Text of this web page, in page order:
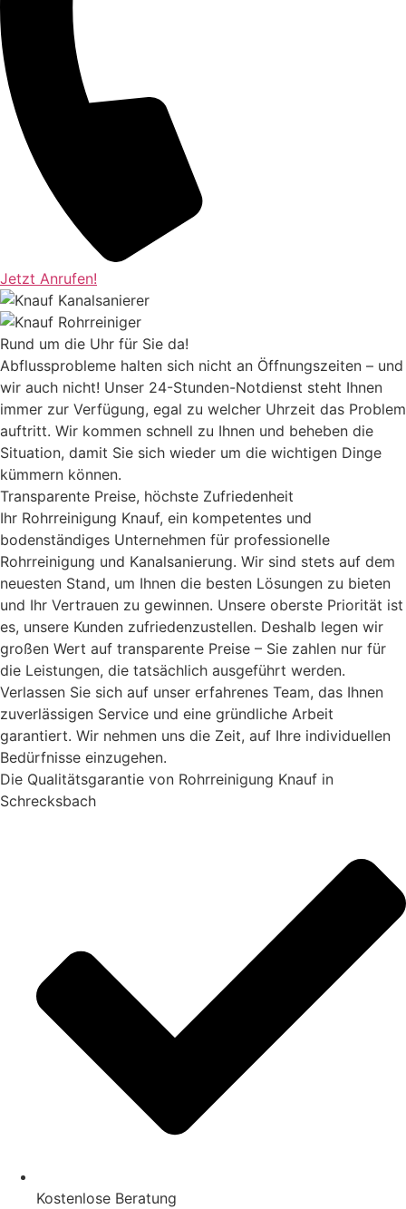
Jetzt Anrufen!
Rund um die Uhr für Sie da!
Abflussprobleme halten sich nicht an Öffnungszeiten – und
wir auch nicht! Unser 24-Stunden-Notdienst steht Ihnen
immer zur Verfügung, egal zu welcher Uhrzeit das Problem
auftritt. Wir kommen schnell zu Ihnen und beheben die
Situation, damit Sie sich wieder um die wichtigen Dinge
kümmern können.
Transparente Preise, höchste Zufriedenheit
Ihr Rohrreinigung Knauf, ein kompetentes und
bodenständiges Unternehmen für professionelle
Rohrreinigung und Kanalsanierung. Wir sind stets auf dem
neuesten Stand, um Ihnen die besten Lösungen zu bieten
und Ihr Vertrauen zu gewinnen. Unsere oberste Priorität ist
es, unsere Kunden zufriedenzustellen. Deshalb legen wir
großen Wert auf transparente Preise – Sie zahlen nur für
die Leistungen, die tatsächlich ausgeführt werden.
Verlassen Sie sich auf unser erfahrenes Team, das Ihnen
zuverlässigen Service und eine gründliche Arbeit
garantiert. Wir nehmen uns die Zeit, auf Ihre individuellen
Bedürfnisse einzugehen.
Die Qualitätsgarantie von Rohrreinigung Knauf in
Schrecksbach
Kostenlose Beratung